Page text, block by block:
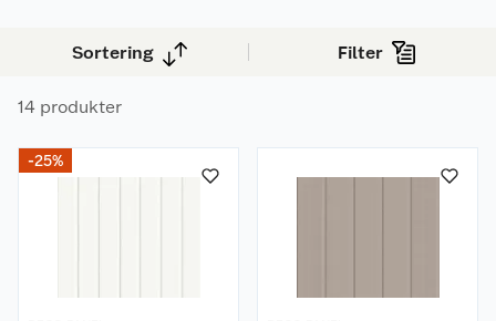
Sortering Filter
14 produkter
-25%